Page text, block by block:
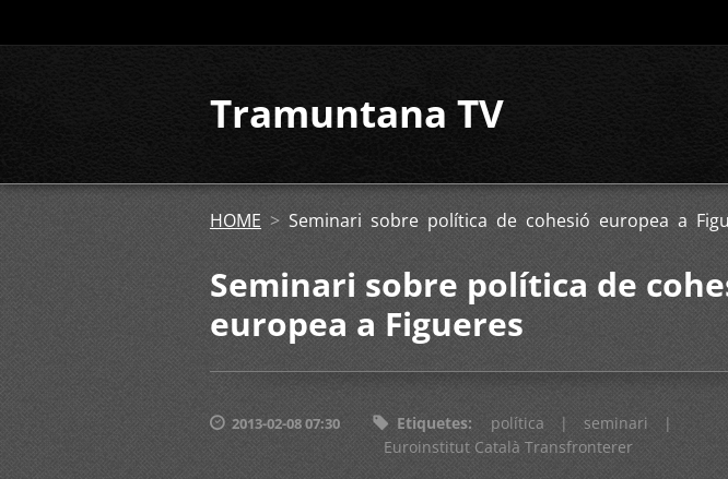
Tramuntana TV
HOME > Seminari sobre política de cohesió europea a
Seminari sobre política de
europea a Figueres
2013-02-08 07:30 Etiquetes: política | seminari
|
Euroinstitut Català Transfronterer